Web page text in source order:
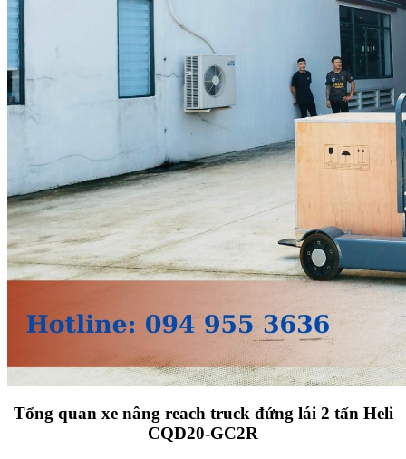
Tổng quan xe nâng reach truck đứng lái 2 tấn Heli
CQD20-GC2R